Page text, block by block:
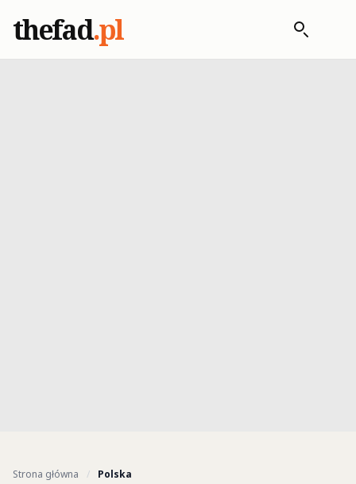
thefad.pl
Strona główna / Polska